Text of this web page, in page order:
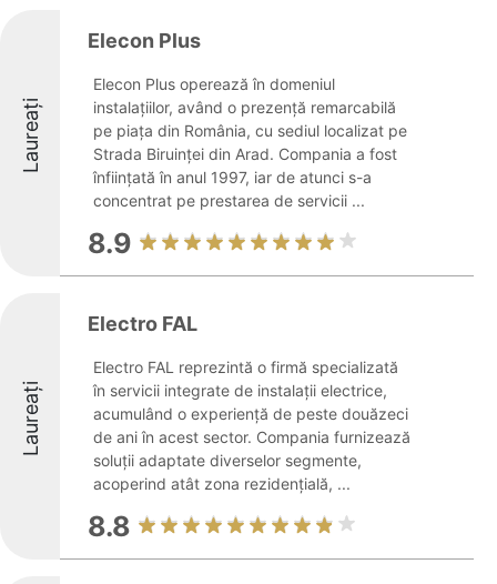
Laureați
Elecon Plus
Elecon Plus operează în domeniul
instalațiilor, având o prezență remarcabilă
pe piața din România, cu sediul localizat pe
Strada Biruinței din Arad. Compania a fost
înființată în anul 1997, iar de atunci s-a
concentrat pe prestarea de servicii ...
8.9
Laureați
Electro FAL
Electro FAL reprezintă o firmă specializată
în servicii integrate de instalații electrice,
acumulând o experiență de peste douăzeci
de ani în acest sector. Compania furnizează
soluții adaptate diverselor segmente,
acoperind atât zona rezidențială, ...
8.8